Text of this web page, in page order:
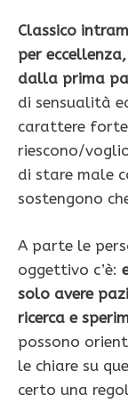
Classico
per
dalla prima
di sensualità
carattere
riescono/
di stare male
sostengono
A parte le
oggettivo c’è:
solo avere
ricerca e
possono
le chiare su
certo una